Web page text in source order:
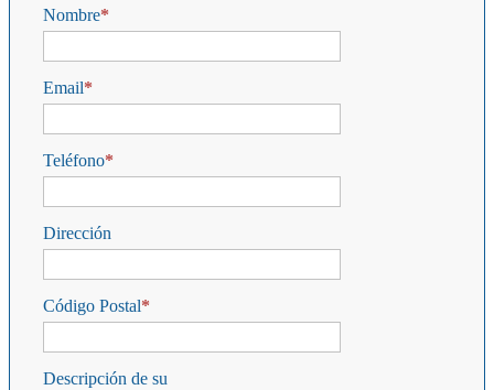
Nombre
Email
Teléfono
Dirección
Código Postal
Descripción de su